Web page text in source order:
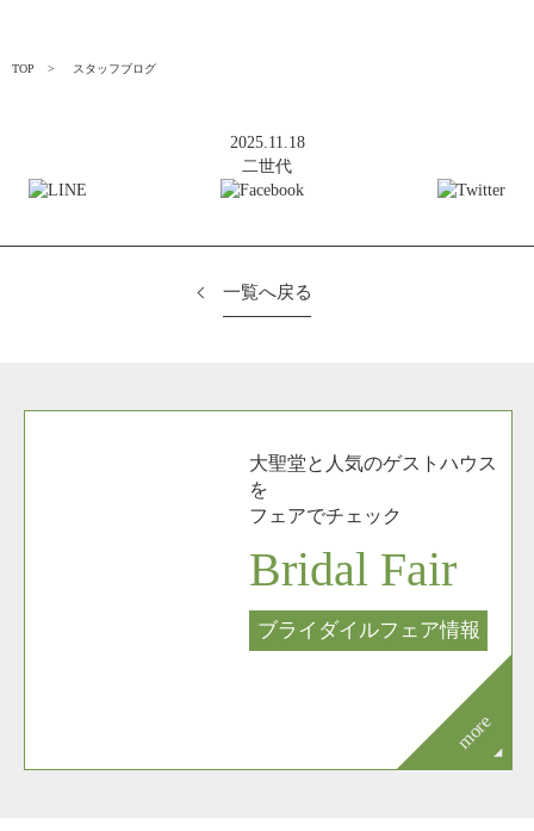
TOP スタッフブログ
2025.11.18
二世代
一覧へ戻る
大聖堂と人気のゲストハウス
を
フェアでチェック
Bridal Fair
ブライダイルフェア情報
more